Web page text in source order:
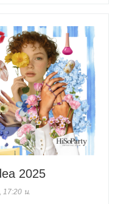
2025
17:20 น.